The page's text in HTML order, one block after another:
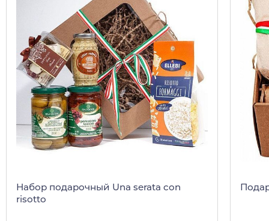
Набор подарочный Una serata con
risotto